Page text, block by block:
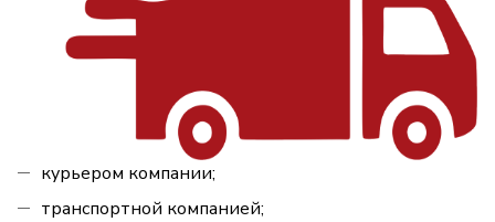
курьером компании;
транспортной компанией;